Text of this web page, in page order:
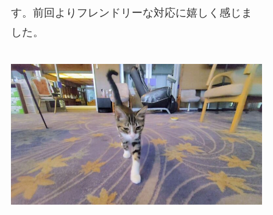
す。前回よりフレンドリーな対応に嬉しく感じま
した。